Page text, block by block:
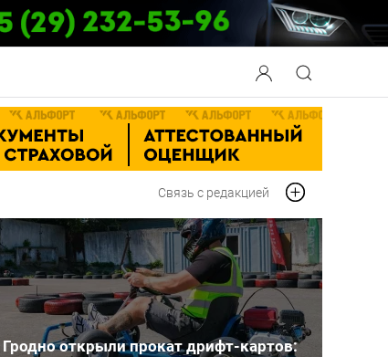
Связь с редакцией
Гродно открыли прокат дрифт-картов: